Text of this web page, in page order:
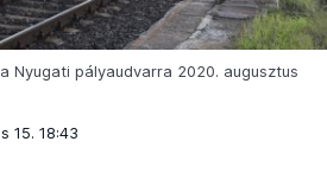
Nyugati pályaudvarra 2020. augusztus
15. 18:43